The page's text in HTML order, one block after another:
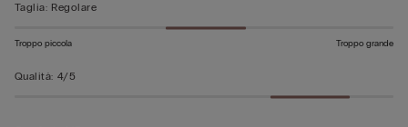
Taglia: Regolare
Troppo piccola Troppo grande
Qualità: 4/5